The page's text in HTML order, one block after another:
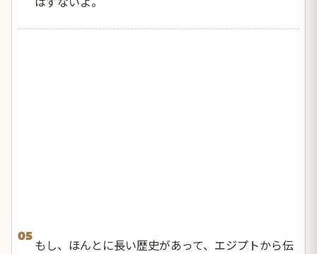
05
もし、ほんとに長い歴史があって、エジプトから伝